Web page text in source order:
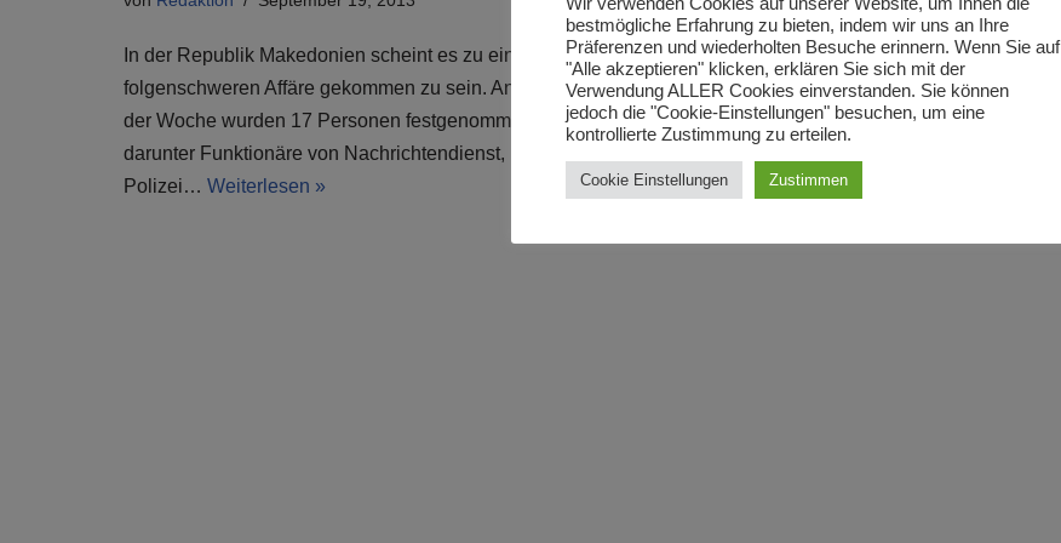
In der Republik Makedonien scheint es zu einer
folgenschweren Affäre gekommen zu sein. Anfang
der Woche wurden 17 Personen festgenommen,
darunter Funktionäre von Nachrichtendienst,
Polizei… Weiterlesen »
vonRedaktion September 18, 2013
Der Sonderbeauftragte des Generalsekretärs der
Vereinten Nationen (VN) im sogenannten
Namensstreit, Matthew Nimetz, kam zu
Gesprächen nach Athen und Skopje. Am
bestmögliche Erfahrung zu bieten, indem wir uns an Ihre
Präferenzen und wiederholten Besuche erinnern. Wenn Sie auf
"Alle akzeptieren" klicken, erklären Sie sich mit der
Verwendung ALLER Cookies einverstanden. Sie können
jedoch die "Cookie-Einstellungen" besuchen, um eine
kontrollierte Zustimmung zu erteilen.
Cookie Einstellungen Zustimmen